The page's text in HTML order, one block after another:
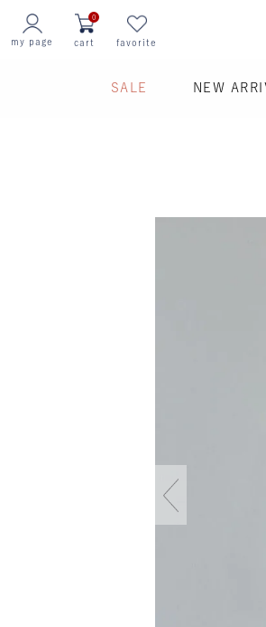
my page cart
0
favorite
SALE NEW